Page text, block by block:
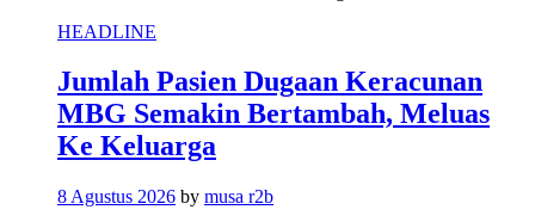
HEADLINE
Jumlah Pasien Dugaan Keracunan
MBG Semakin Bertambah, Meluas
Ke Keluarga
8 Agustus 2026 by musa r2b